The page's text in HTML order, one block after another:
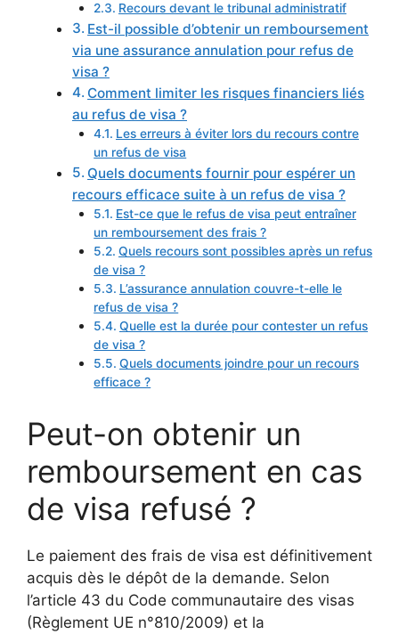
Recours devant le tribunal administratif
Est-il possible d’obtenir un remboursement
via une assurance annulation pour refus de
visa ?
Comment limiter les risques financiers liés
au refus de visa ?
Les erreurs à éviter lors du recours contre
un refus de visa
Quels documents fournir pour espérer un
recours efficace suite à un refus de visa ?
Est-ce que le refus de visa peut entraîner
un remboursement des frais ?
Quels recours sont possibles après un refus
de visa ?
L’assurance annulation couvre-t-elle le
refus de visa ?
Quelle est la durée pour contester un refus
de visa ?
Quels documents joindre pour un recours
efficace ?
Peut-on obtenir un
remboursement en cas
de visa refusé ?
Le paiement des frais de visa est définitivement
acquis dès le dépôt de la demande. Selon
l’article 43 du Code communautaire des visas
(Règlement UE n°810/2009) et la